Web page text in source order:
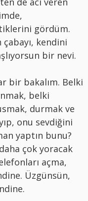
gördüm.
çabayı, kendini
bir nevi.
bir bakalım. Belki
belki
durmak ve
onu sevdiğini
yaptın bunu?
çok yoracak
açma,
Üzgünsün,